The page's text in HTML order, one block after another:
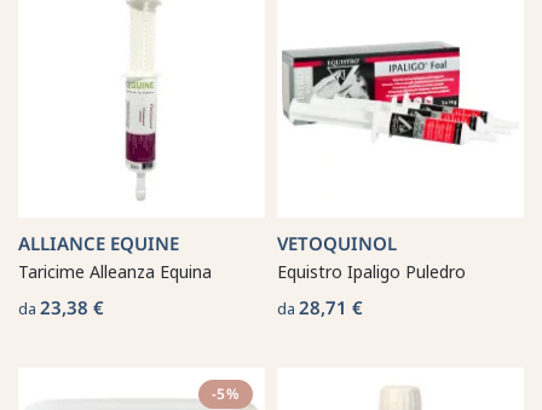
ALLIANCE EQUINE
Taricime Alleanza Equina
da 23,38 €
VETOQUINOL
Equistro Ipaligo Puledro
da 28,71 €
-5%